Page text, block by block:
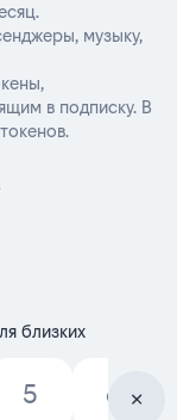
музыку,
в подписку. В
близких
5 6